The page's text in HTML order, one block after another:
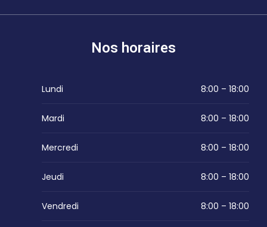
Nos horaires
Lundi 8:00 – 18:00
Mardi 8:00 – 18:00
Mercredi 8:00 – 18:00
Jeudi 8:00 – 18:00
Vendredi 8:00 – 18:00